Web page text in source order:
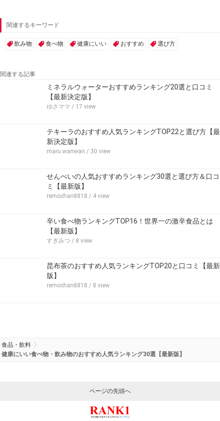
関連するキーワード
飲み物 食べ物 健康にいい おすすめ 選び方
関連する記事
ミネラルウォーターおすすめランキング20選と口コミ
【最新決定版】
ゆさママ / 17 view
テキーラのおすすめ人気ランキングTOP22と選び方【最
新決定版】
maru.wanwan / 30 view
せんべいの人気おすすめランキング30選と選び方＆口コ
ミ【最新版】
remochan8818 / 4 view
辛い食べ物ランキングTOP16！世界一の激辛食品とは
【最新版】
すぎみつ / 8 view
昆布茶のおすすめ人気ランキングTOP20と口コミ【最新
版】
remochan8818 / 8 view
食品・飲料
健康にいい食べ物・飲み物のおすすめ人気ランキング30選【最新版】
ページの先頭へ